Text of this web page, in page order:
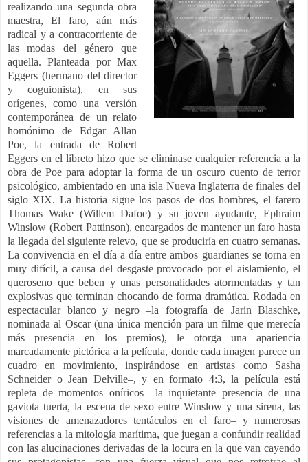
realizando una segunda obra
maestra, El faro, aún más
radical y a contracorriente de
las modas del género que
aquella. Planteada por Max
Eggers (hermano del director
y coguionista), en sus
orígenes, como una versión
contemporánea de un relato
homónimo de Edgar Allan
Poe, la entrada de Robert
Eggers en el libreto hizo que se eliminase cualquier referencia a la
obra de Poe para adoptar la forma de un oscuro cuento de terror
psicológico, ambientado en una isla Nueva Inglaterra de finales del
siglo XIX. La historia sigue los pasos de dos hombres, el farero
Thomas Wake (Willem Dafoe) y su joven ayudante, Ephraim
Winslow (Robert Pattinson), encargados de mantener un faro hasta
la llegada del siguiente relevo, que se produciría en cuatro semanas.
La convivencia en el día a día entre ambos guardianes se torna en
muy difícil, a causa del desgaste provocado por el aislamiento, el
queroseno que beben y unas personalidades atormentadas y tan
explosivas que terminan chocando de forma dramática. Rodada en
espectacular blanco y negro –la fotografía de Jarin Blaschke,
nominada al Oscar (una única mención para un filme que merecía
más presencia en los premios), le otorga una apariencia
marcadamente pictórica a la película, donde cada imagen parece un
cuadro en movimiento, inspirándose en artistas como Sasha
Schneider o Jean Delville–, y en formato 4:3, la película está
repleta de momentos oníricos –la inquietante presencia de una
gaviota tuerta, la escena de sexo entre Winslow y una sirena, las
visiones de amenazadores tentáculos en el faro– y numerosas
referencias a la mitología marítima, que juegan a confundir realidad
con las alucinaciones derivadas de la locura en la que van cayendo